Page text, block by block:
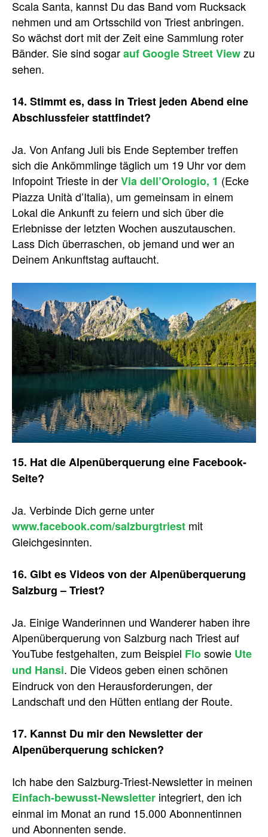
Scala Santa, kannst Du das Band vom Rucksack
nehmen und am Ortsschild von Triest anbringen.
So wächst dort mit der Zeit eine Sammlung roter
Bänder. Sie sind sogarauf Google Street Viewzu
sehen.
14. Stimmt es, dass in Triest jeden Abend eine
Abschlussfeier stattfindet?
Ja. Von Anfang Juli bis Ende September treffen
sich die Ankömmlinge täglich um 19 Uhr vor dem
Infopoint Trieste in derVia dell’Orologio, 1 (Ecke
Piazza Unità d’Italia), um gemeinsam in einem
Lokal die Ankunft zu feiern und sich über die
Erlebnisse der letzten Wochen auszutauschen.
Lass Dich überraschen, ob jemand und wer an
Deinem Ankunftstag auftaucht.
15. Hat die Alpenüberquerung eine Facebook-
Seite?
Ja. Verbinde Dich gerne unter
www.facebook.com/salzburgtriest mit
Gleichgesinnten.
16. Gibt es Videos von der Alpenüberquerung
Salzburg – Triest?
Ja. Einige Wanderinnen und Wanderer haben ihre
Alpenüberquerung von Salzburg nach Triest auf
YouTube festgehalten, zum Beispiel Flosowie Ute
und Hansi. Die Videos geben einen schönen
Eindruck von den Herausforderungen, der
Landschaft und den Hütten entlang der Route.
17. Kannst Du mir den Newsletter der
Alpenüberquerung schicken?
Ich habe den Salzburg-Triest-Newsletter in meinen
Einfach-bewusst-Newsletter integriert, den ich
einmal im Monat an rund 15.000 Abonnentinnen
und Abonnenten sende.